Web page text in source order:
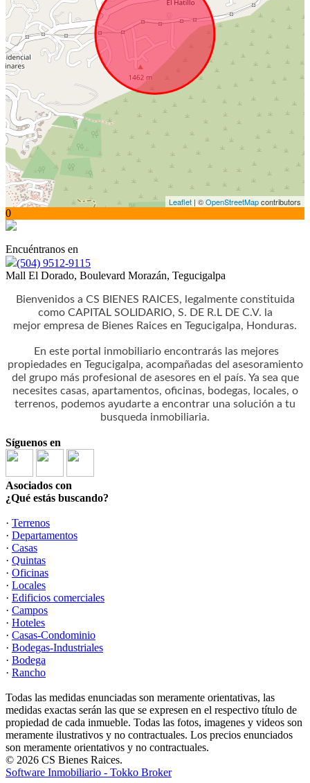
Leaflet | ©OpenStreetMapcontributors
0
Encuéntranos en
(504) 9512-9115
Mall El Dorado, Boulevard Morazán, Tegucigalpa
Bienvenidos a CS BIENES RAICES, legalmente constituida
como CAPITAL SOLIDARIO, S. DE R.L DE C.V. la
mejor empresa de Bienes Raices en Tegucigalpa, Honduras.
En este portal inmobiliario encontrarás las mejores
propiedades en Tegucigalpa, acompañadas del asesoramiento
del grupo más profesional de asesores en el país. Ya sea que
necesites casas, apartamentos, oficinas, bodegas, locales, o
terrenos, podemos ayudarte a encontrar una solución a tu
busqueda inmobiliaria.
Síguenos en
Asociados con
¿Qué estás buscando?
· Terrenos
· Departamentos
· Casas
· Quintas
· Oficinas
· Locales
· Edificios comerciales
· Campos
· Hoteles
· Casas-Condominio
· Bodegas-Industriales
· Bodega
· Rancho
Todas las medidas enunciadas son meramente orientativas, las
medidas exactas serán las que se expresen en el respectivo título de
propiedad de cada inmueble. Todas las fotos, imagenes y videos son
meramente ilustrativos y no contractuales. Los precios enunciados
son meramente orientativos y no contractuales.
© 2026 CS Bienes Raices.
Software Inmobiliario - Tokko Broker